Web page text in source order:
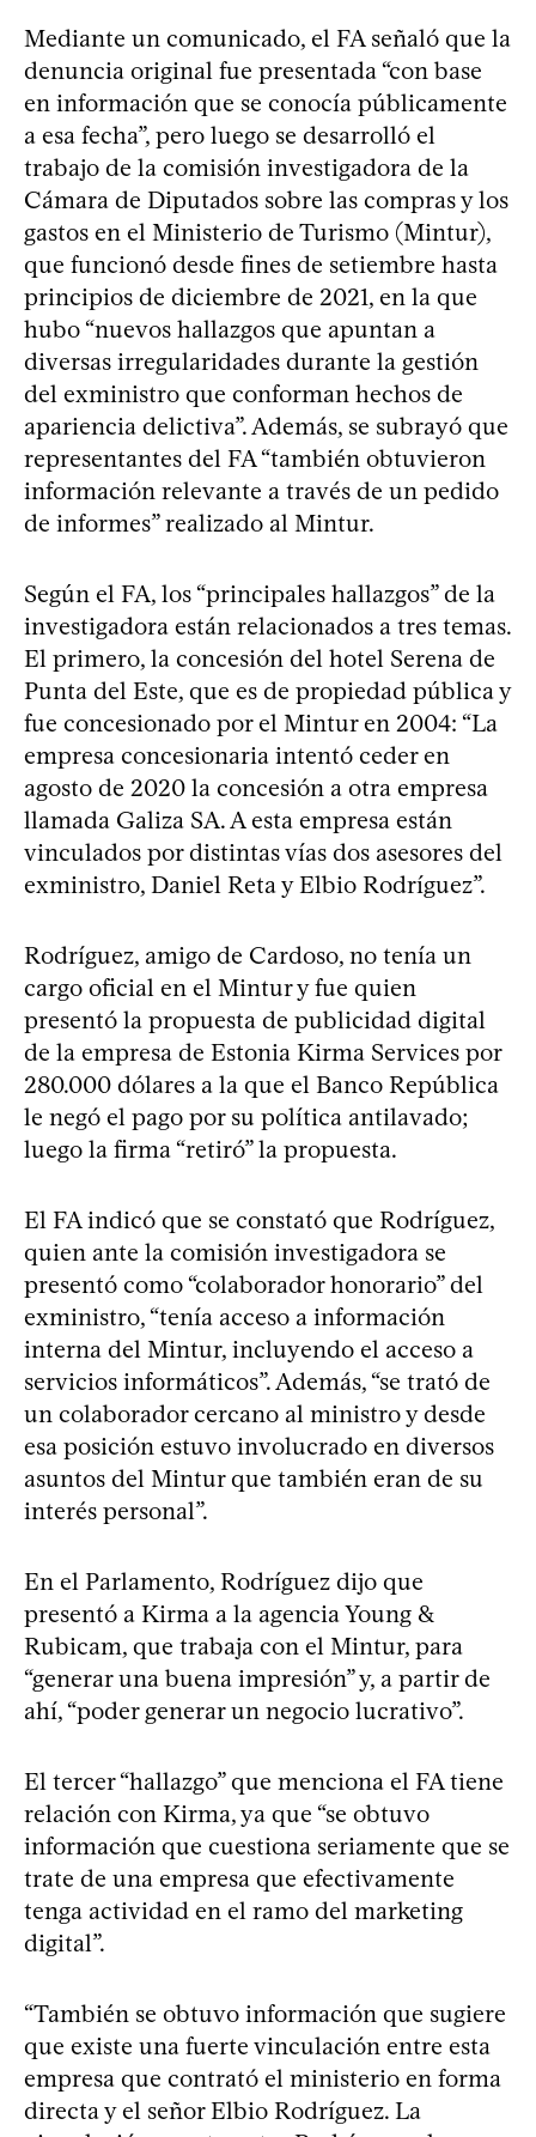
Mediante un comunicado, el FA señaló que la
denuncia original fue presentada “con base
en información que se conocía públicamente
a esa fecha”, pero luego se desarrolló el
trabajo de la comisión investigadora de la
Cámara de Diputados sobre las compras y los
gastos en el Ministerio de Turismo (Mintur),
que funcionó desde fines de setiembre hasta
principios de diciembre de 2021, en la que
hubo “nuevos hallazgos que apuntan a
diversas irregularidades durante la gestión
del exministro que conforman hechos de
apariencia delictiva”. Además, se subrayó que
representantes del FA “también obtuvieron
información relevante a través de un pedido
de informes” realizado al Mintur.
Según el FA, los “principales hallazgos” de la
investigadora están relacionados a tres temas.
El primero, la concesión del hotel Serena de
Punta del Este, que es de propiedad pública y
fue concesionado por el Mintur en 2004: “La
empresa concesionaria intentó ceder en
agosto de 2020 la concesión a otra empresa
llamada Galiza SA. A esta empresa están
vinculados por distintas vías dos asesores del
exministro, Daniel Reta y Elbio Rodríguez”.
Rodríguez, amigo de Cardoso, no tenía un
cargo oficial en el Mintur y fue quien
presentó la propuesta de publicidad digital
de la empresa de Estonia Kirma Services por
280.000 dólares a la que el Banco República
le negó el pago por su política antilavado;
luego la firma “retiró” la propuesta.
El FA indicó que se constató que Rodríguez,
quien ante la comisión investigadora se
presentó como “colaborador honorario” del
exministro, “tenía acceso a información
interna del Mintur, incluyendo el acceso a
servicios informáticos”. Además, “se trató de
un colaborador cercano al ministro y desde
esa posición estuvo involucrado en diversos
asuntos del Mintur que también eran de su
interés personal”.
En el Parlamento, Rodríguez dijo que
presentó a Kirma a la agencia Young &
Rubicam, que trabaja con el Mintur, para
“generar una buena impresión” y, a partir de
ahí, “poder generar un negocio lucrativo”.
El tercer “hallazgo” que menciona el FA tiene
relación con Kirma, ya que “se obtuvo
información que cuestiona seriamente que se
trate de una empresa que efectivamente
tenga actividad en el ramo del marketing
digital”.
“También se obtuvo información que sugiere
que existe una fuerte vinculación entre esta
empresa que contrató el ministerio en forma
directa y el señor Elbio Rodríguez. La